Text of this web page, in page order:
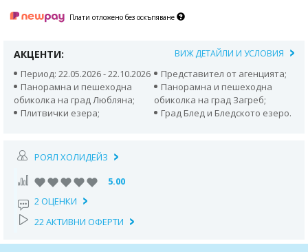
Плати отложено без оскъпяване
АКЦЕНТИ: ВИЖ ДЕТАЙЛИ И УСЛОВИЯ
Период: 22.05.2026 - 22.10.2026
Представител от агенцията;
Панорамна и пешеходна
обиколка на град Любляна;
Панорамна и пешеходна
обиколка на град Загреб;
Плитвички езера;
Град Блед и Бледското езеро.
РОЯЛ ХОЛИДЕЙЗ
5.00
2 ОЦЕНКИ
22 АКТИВНИ ОФЕРТИ